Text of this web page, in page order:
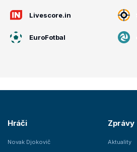
Livescore.in
EuroFotbal
Hráči
Novak Djokovič
Zprávy
Aktuality